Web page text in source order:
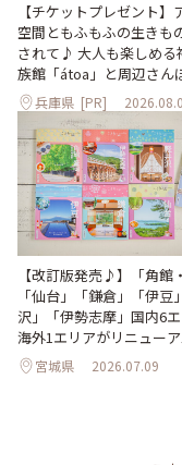
【チケットプレゼント】
空間ともふもふの生きも
されて♪ 大人も楽しめる
族館「átoa」と周辺さん
兵庫県 [PR]
【改訂版発売♪】「角館
「仙台」「鎌倉」「伊豆
沢」「伊勢志摩」国内6
海外1エリアがリニュー
宮城県 2026.07.09